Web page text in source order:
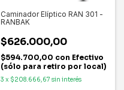
Caminador Elíptico RAN 301 -
RANBAK
$626.000,00
$594.700,00 con Efectivo
(sólo para retiro por local)
3 x $208.666,67 sin interés